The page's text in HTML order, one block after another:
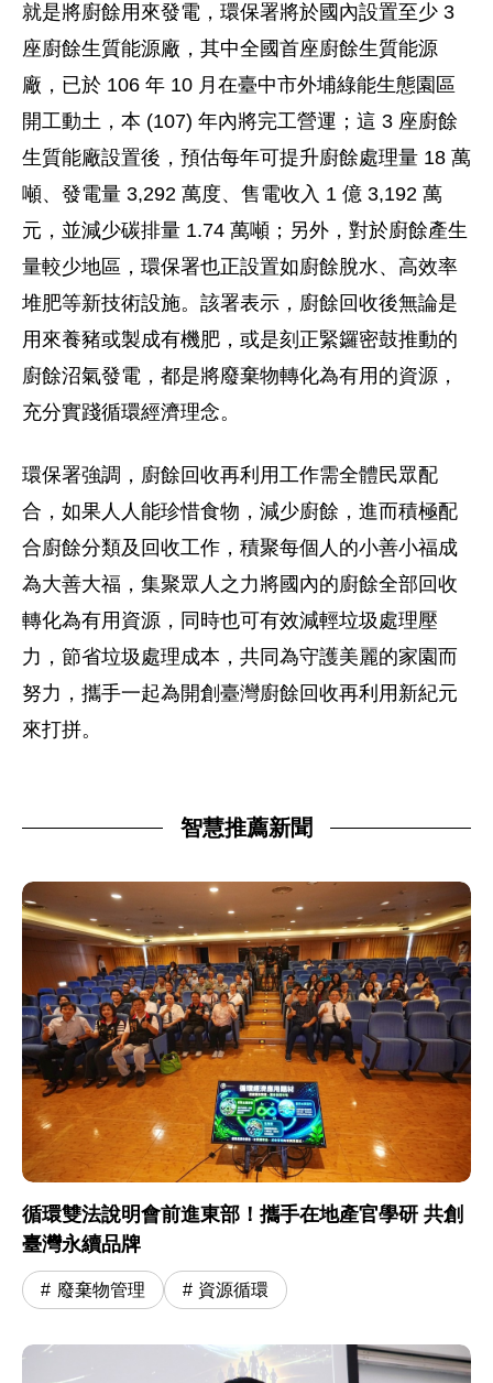
就是將廚餘用來發電，環保署將於國內設置至少 3
座廚餘生質能源廠，其中全國首座廚餘生質能源
廠，已於 106 年 10 月在臺中市外埔綠能生態園區
開工動土，本 (107) 年內將完工營運；這 3 座廚餘
生質能廠設置後，預估每年可提升廚餘處理量 18 萬
噸、發電量 3,292 萬度、售電收入 1 億 3,192 萬
元，並減少碳排量 1.74 萬噸；另外，對於廚餘產生
量較少地區，環保署也正設置如廚餘脫水、高效率
堆肥等新技術設施。該署表示，廚餘回收後無論是
用來養豬或製成有機肥，或是刻正緊鑼密鼓推動的
廚餘沼氣發電，都是將廢棄物轉化為有用的資源，
充分實踐循環經濟理念。
環保署強調，廚餘回收再利用工作需全體民眾配
合，如果人人能珍惜食物，減少廚餘，進而積極配
合廚餘分類及回收工作，積聚每個人的小善小福成
為大善大福，集聚眾人之力將國內的廚餘全部回收
轉化為有用資源，同時也可有效減輕垃圾處理壓
力，節省垃圾處理成本，共同為守護美麗的家園而
努力，攜手一起為開創臺灣廚餘回收再利用新紀元
來打拼。
智慧推薦新聞
循環雙法說明會前進東部！攜手在地產官學研 共創
臺灣永續品牌
廢棄物管理 資源循環